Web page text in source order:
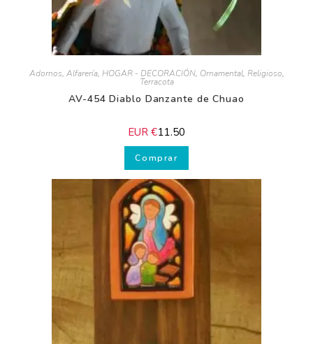
Adornos,Alfarería,HOGAR - DECORACIÓN,Ornamental,Religioso,
Terracota
AV-454 Diablo Danzante de Chuao
EUR €11.50
Comprar